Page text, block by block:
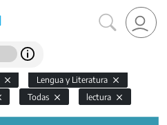
Lengua y Literatura
Todas lectura